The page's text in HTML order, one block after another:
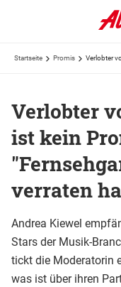
Startseite Promis
Verlobter
ist kein
verraten
Andrea Kiewel
Stars der Musik-
tickt die Moderatorin
was ist über ihren